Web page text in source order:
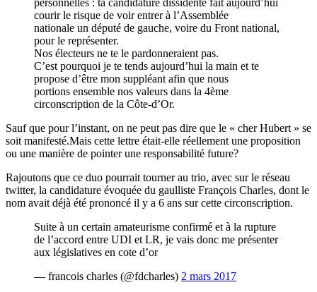
courir le risque de voir entrer à l’Assemblée
nationale un député de gauche, voire du Front national,
pour le représenter.
Nos électeurs ne te le pardonneraient pas.
C’est pourquoi je te tends aujourd’hui la main et te
propose d’être mon suppléant afin que nous
portions ensemble nos valeurs dans la 4ème
circonscription de la Côte-d’Or.
Sauf que pour l’instant, on ne peut pas dire que le « cher Hubert » se
soit manifesté.Mais cette lettre était-elle réellement une proposition
ou une manière de pointer une responsabilité future?
Rajoutons que ce duo pourrait tourner au trio, avec sur le réseau
twitter, la candidature évoquée du gaulliste François Charles, dont le
nom avait déjà été prononcé il y a 6 ans sur cette circonscription.
Suite à un certain amateurisme confirmé et à la rupture
de l’accord entre UDI et LR, je vais donc me présenter
aux législatives en cote d’or
— francois charles (@fdcharles) 2 mars 2017